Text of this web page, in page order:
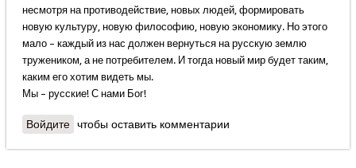
несмотря на противодействие, новых людей, формировать
новую культуру, новую философию, новую экономику. Но этого
мало – каждый из нас должен вернуться на русскую землю
тружеником, а не потребителем. И тогда новый мир будет таким,
каким его хотим видеть мы.
Мы – русские! С нами Бог!
Войдите чтобы оставить комментарии